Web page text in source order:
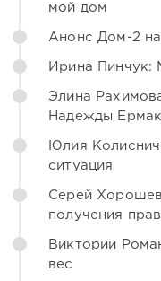
мой дом
Анонс Дом-2
Ирина Пинчук:
Элина
Надежды
Юлия
ситуация
Серей
получения прав
Виктории
вес